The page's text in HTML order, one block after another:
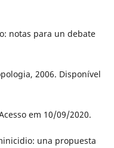
notas para un debate
2006. Disponível
em 10/09/2020.
una propuesta